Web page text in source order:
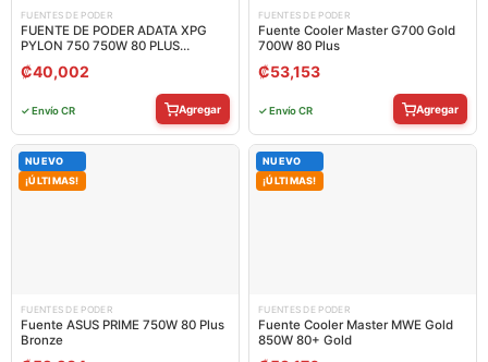
FUENTES DE PODER
FUENTE DE PODER ADATA XPG
PYLON 750 750W 80 PLUS
BRONZE NO MODULAR ATX
PYLON750B-BKCUS
₡40,002
✓ Envío CR Agregar
FUENTES DE PODER
Fuente Cooler Master G700 Gold
700W 80 Plus
₡53,153
✓ Envío CR Agregar
NUEVO
¡ÚLTIMAS!
FUENTES DE PODER
Fuente ASUS PRIME 750W 80 Plus
Bronze
NUEVO
¡ÚLTIMAS!
FUENTES DE PODER
Fuente Cooler Master MWE Gold
850W 80+ Gold